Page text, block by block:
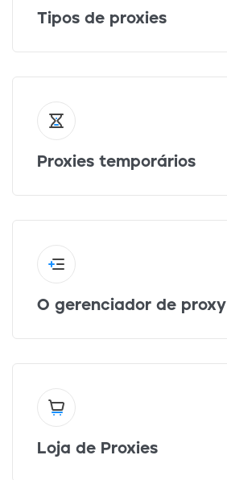
Tipos de proxies
Proxies temporários
O gerenciador de proxy
Loja de Proxies